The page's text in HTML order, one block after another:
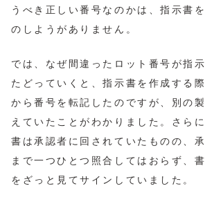
うべき正しい番号なのかは、指示書
のしようがありません。
では、なぜ間違ったロット番号が指
たどっていくと、指示書を作成する
から番号を転記したのですが、別の
えていたことがわかりました。さら
書は承認者に回されていたものの、
まで一つひとつ照合してはおらず、
をざっと見てサインしていました。